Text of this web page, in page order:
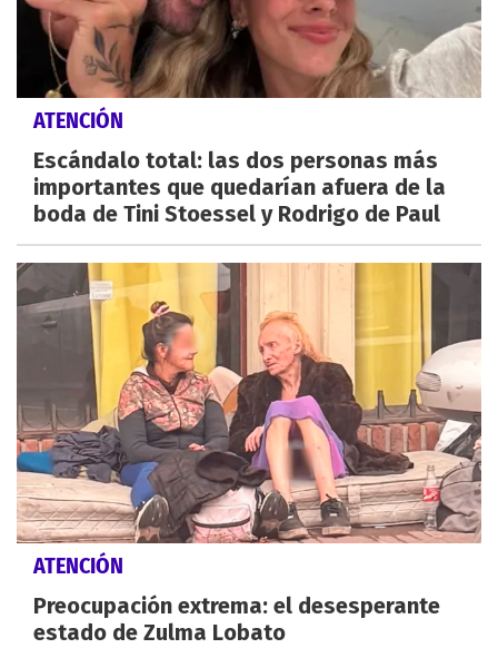
ATENCIÓN
Escándalo total: las dos personas más
importantes que quedarían afuera de la
boda de Tini Stoessel y Rodrigo de Paul
ATENCIÓN
Preocupación extrema: el desesperante
estado de Zulma Lobato